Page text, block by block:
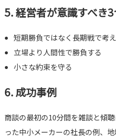
5. 経営者が意識すべき
短期勝負ではなく長期戦で考
立場より人間性で勝負する
小さな約束を守る
6. 成功事例
商談の最初の10分間を雑談と傾
った中小メーカーの社長の例、